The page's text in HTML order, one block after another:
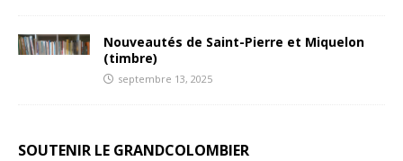
Nouveautés de Saint-Pierre et Miquelon
(timbre)
septembre 13, 2025
SOUTENIR LE GRANDCOLOMBIER